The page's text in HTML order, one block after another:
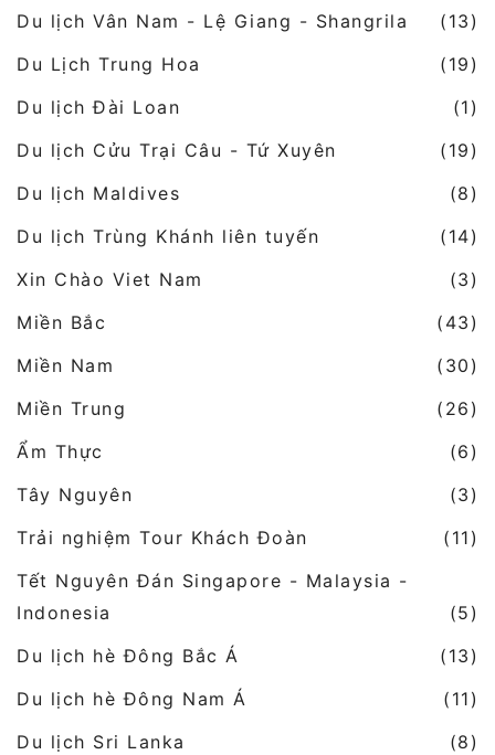
Du lịch Vân Nam - Lệ Giang - Shangrila
(13)
Du Lịch Trung Hoa
(19)
Du lịch Đài Loan
(1)
Du lịch Cửu Trại Câu - Tứ Xuyên
(19)
Du lịch Maldives
(8)
Du lịch Trùng Khánh liên tuyến
(14)
Xin Chào Viet Nam
(3)
Miền Bắc
(43)
Miền Nam
(30)
Miền Trung
(26)
Ẩm Thực
(6)
Tây Nguyên
(3)
Trải nghiệm Tour Khách Đoàn
(11)
Tết Nguyên Đán Singapore - Malaysia -
Indonesia
(5)
Du lịch hè Đông Bắc Á
(13)
Du lịch hè Đông Nam Á
(11)
Du lịch Sri Lanka
(8)